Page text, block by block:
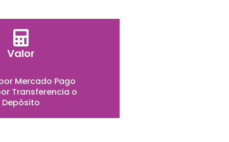
Valor
Mercado Pago
Transferencia o
Depósito